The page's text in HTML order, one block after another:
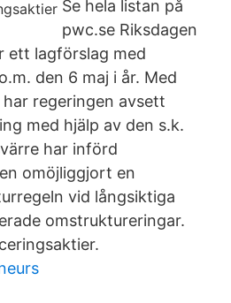
Se hela listan på
pwc.se Riksdagen
ett lagförslag med
den 6 maj i år. Med
regeringen avsett
med hjälp av den s.k.
har införd
omöjliggjort en
vid långsiktiga
omstruktureringar.